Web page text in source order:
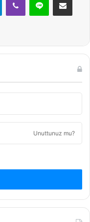
Unuttunuz mu?